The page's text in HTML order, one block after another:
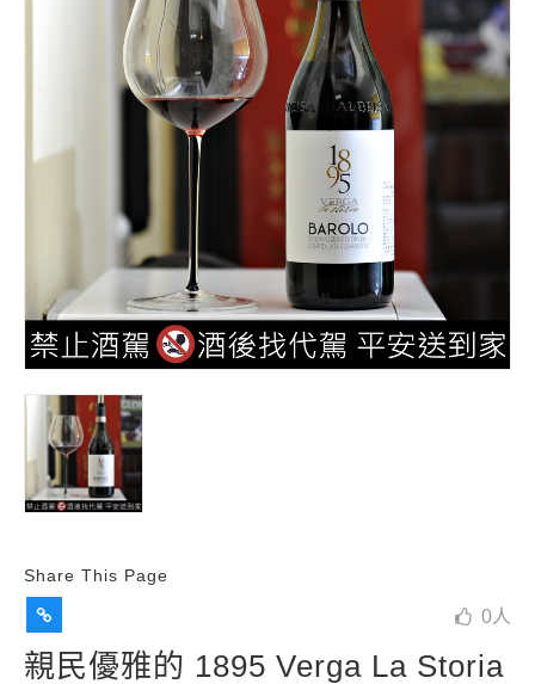
Share This Page
0人
親民優雅的 1895 Verga La Storia